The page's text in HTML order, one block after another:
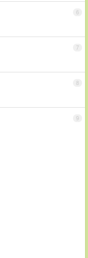
6
7
8
9